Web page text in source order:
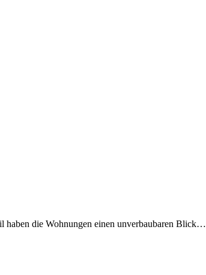
haben die Wohnungen einen unverbaubaren Blick…